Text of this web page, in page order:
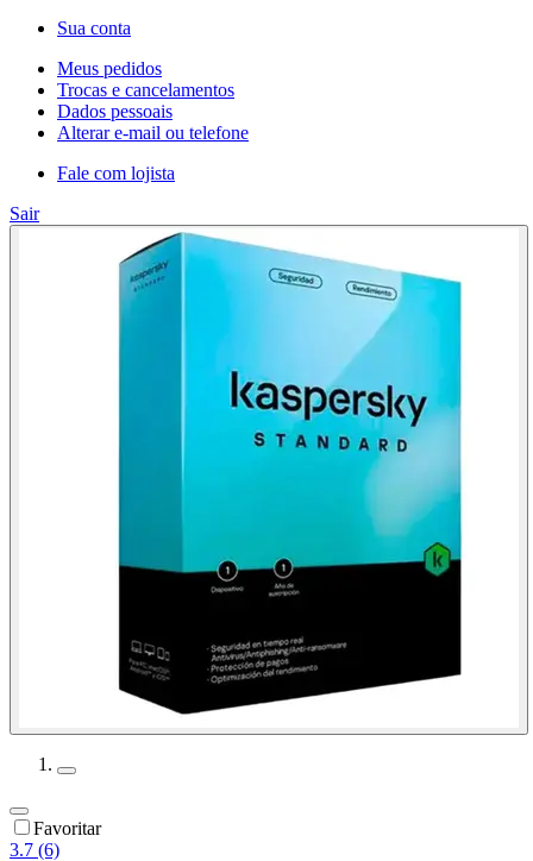
Sua conta
Meus pedidos
Trocas e cancelamentos
Dados pessoais
Alterar e-mail ou telefone
Fale com lojista
Sair
Favoritar
3.7 (6)